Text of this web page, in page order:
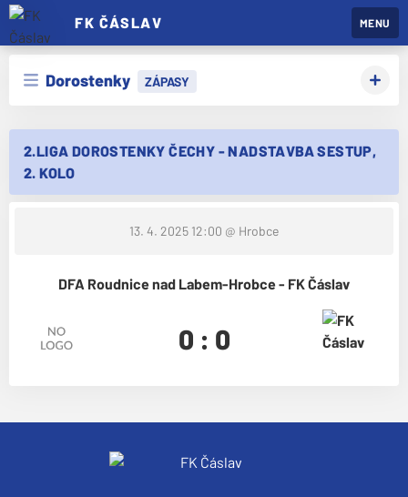
FK ČÁSLAV MENU
Dorostenky ZÁPASY
2.LIGA DOROSTENKY ČECHY - NADSTAVBA SESTUP,
2. KOLO
13. 4. 2025 12:00 @ Hrobce
DFA Roudnice nad Labem-Hrobce - FK Čáslav
0 : 0